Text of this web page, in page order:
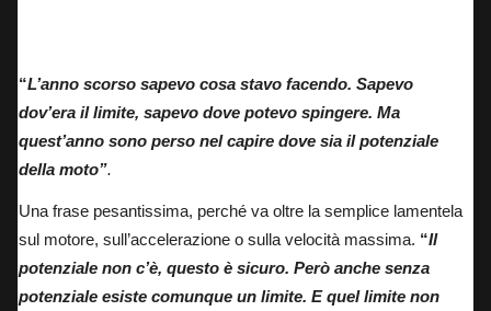
“L’anno scorso sapevo cosa stavo facendo. Sapevo
dov’era il limite, sapevo dove potevo spingere. Ma
quest’anno sono perso nel capire dove sia il potenziale
della moto”.
Una frase pesantissima, perché va oltre la semplice lamentela
sul motore, sull’accelerazione o sulla velocità massima. “Il
potenziale non c’è, questo è sicuro. Però anche senza
potenziale esiste comunque un limite. E quel limite non